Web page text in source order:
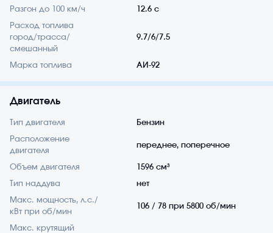
Разгон до 100 км/ч 12.6 с
Расход топлива
город/трасса/
смешанный
9.7/6/7.5
Марка топлива АИ-92
Двигатель
Тип двигателя Бензин
Расположение
двигателя
переднее, поперечное
Объем двигателя 1596 см³
Тип наддува нет
Макс. мощность, л.с./
кВт при об/мин
106 / 78 при 5800 об/мин
Макс. крутящий